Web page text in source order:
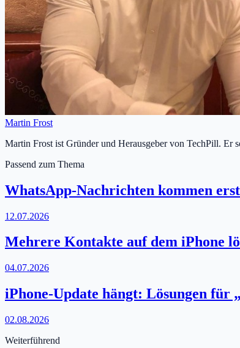
Martin Frost
Martin Frost ist Gründer und Herausgeber von TechPill. Er
Passend zum Thema
WhatsApp-Nachrichten kommen
12.07.2026
Mehrere Kontakte auf dem iPhone
04.07.2026
iPhone-Update hängt: Lösungen für
02.08.2026
Weiterführend